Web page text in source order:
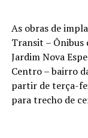
As obras de
Transit – Ônibus
Jardim Nova
Centro – bairro
partir de terça-
para trecho de